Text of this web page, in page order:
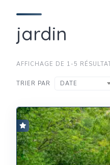
jardin
AFFICHAGE DE 1-5
TRIER PAR DATE